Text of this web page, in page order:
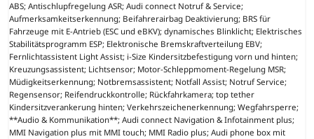
ABS; Antischlupfregelung ASR; Audi connect Notruf & Service;
Aufmerksamkeitserkennung; Beifahrerairbag Deaktivierung; BRS für
Fahrzeuge mit E-Antrieb (ESC und eBKV); dynamisches Blinklicht; Elektrisches
Stabilitätsprogramm ESP; Elektronische Bremskraftverteilung EBV;
Fernlichtassistent Light Assist; i-Size Kindersitzbefestigung vorn und hinten;
Kreuzungsassistent; Lichtsensor; Motor-Schleppmoment-Regelung MSR;
Müdigkeitserkennung; Notbremsassistent; Notfall Assist; Notruf Service;
Regensensor; Reifendruckkontrolle; Rückfahrkamera; top tether
Kindersitzverankerung hinten; Verkehrszeichenerkennung; Wegfahrsperre;
**Audio & Kommunikation**; Audi connect Navigation & Infotainment plus;
MMI Navigation plus mit MMI touch; MMI Radio plus; Audi phone box mit